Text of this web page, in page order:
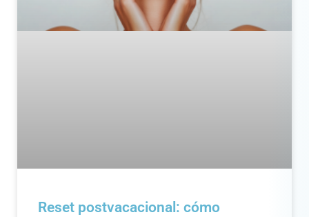
Reset postvacacional: cómo